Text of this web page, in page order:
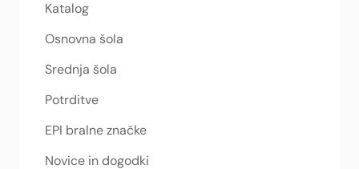
Katalog
Osnovna šola
Srednja šola
Potrditve
EPI bralne značke
Novice in dogodki